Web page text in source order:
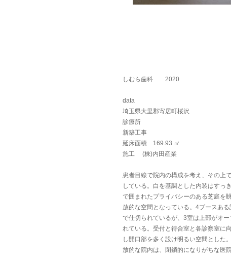
しむら歯科 2020
data
埼玉県大里郡寄居町桜沢
診療所
新築工事
延床面積 169.93 ㎡
施工 (株)内田産業
患者目線で院内の構成を考え、その上
している。白を基調とした内装はすっ
で囲まれたプライバシーのある芝庭を
放的な空間となっている。4ブースあ
で仕切られているが、3室は上部がオ
れている。受付と待合室と各診察室に
し開口部を多く設け明るい空間とした
放的な院内は、閉鎖的になりがちな医